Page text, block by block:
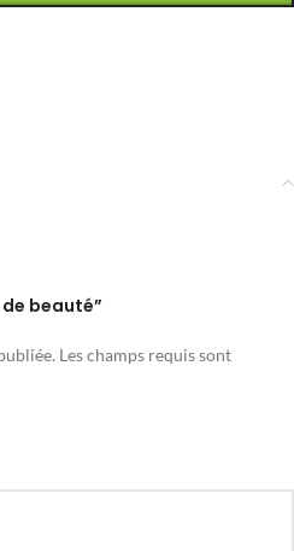
beauté”
Les champs requis sont